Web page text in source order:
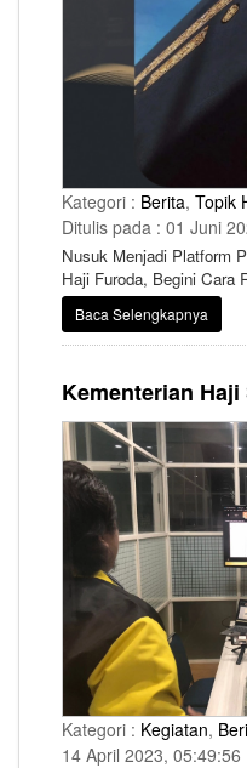
Kategori : Berita, Topik
Ditulis pada : 01 Juni
Nusuk Menjadi Platform
Haji Furoda, Begini Cara
Baca Selengkapnya
Kategori : Kegiatan,
14 April 2023, 05:49:56